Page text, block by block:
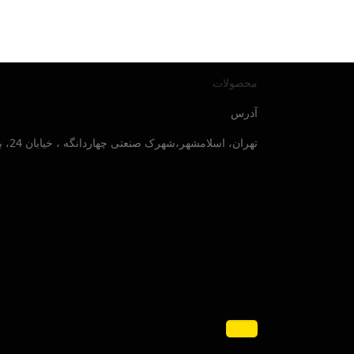
محصولات
آدرس
تهران، اسلامشهر،شهرک صنعتی چهاردانگه ، خیابان 24، بلوار صنایع جنوبی ، پلاک 30